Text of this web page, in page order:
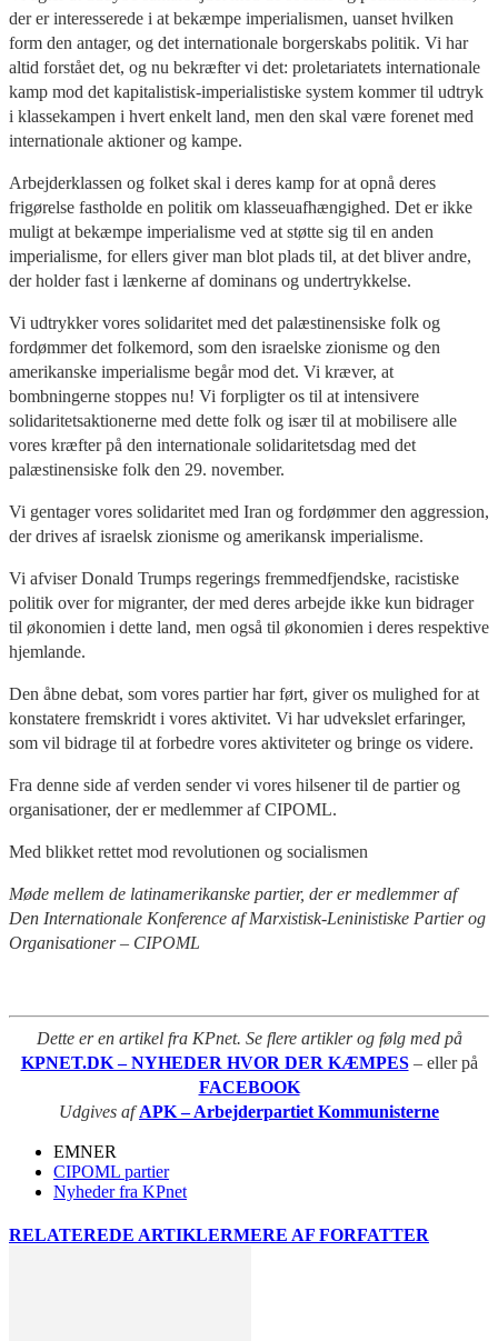
der er interesserede i at bekæmpe imperialismen, uanset hvilken
form den antager, og det internationale borgerskabs politik. Vi har
altid forstået det, og nu bekræfter vi det: proletariatets internationale
kamp mod det kapitalistisk-imperialistiske system kommer til udtryk
i klassekampen i hvert enkelt land, men den skal være forenet med
internationale aktioner og kampe.
Arbejderklassen og folket skal i deres kamp for at opnå deres
frigørelse fastholde en politik om klasseuafhængighed. Det er ikke
muligt at bekæmpe imperialisme ved at støtte sig til en anden
imperialisme, for ellers giver man blot plads til, at det bliver andre,
der holder fast i lænkerne af dominans og undertrykkelse.
Vi udtrykker vores solidaritet med det palæstinensiske folk og
fordømmer det folkemord, som den israelske zionisme og den
amerikanske imperialisme begår mod det. Vi kræver, at
bombningerne stoppes nu! Vi forpligter os til at intensivere
solidaritetsaktionerne med dette folk og især til at mobilisere alle
vores kræfter på den internationale solidaritetsdag med det
palæstinensiske folk den 29. november.
Vi gentager vores solidaritet med Iran og fordømmer den aggression,
der drives af israelsk zionisme og amerikansk imperialisme.
Vi afviser Donald Trumps regerings fremmedfjendske, racistiske
politik over for migranter, der med deres arbejde ikke kun bidrager
til økonomien i dette land, men også til økonomien i deres respektive
hjemlande.
Den åbne debat, som vores partier har ført, giver os mulighed for at
konstatere fremskridt i vores aktivitet. Vi har udvekslet erfaringer,
som vil bidrage til at forbedre vores aktiviteter og bringe os videre.
Fra denne side af verden sender vi vores hilsener til de partier og
organisationer, der er medlemmer af CIPOML.
Med blikket rettet mod revolutionen og socialismen
Møde mellem de latinamerikanske partier, der er medlemmer af
Den Internationale Konference af Marxistisk-Leninistiske Partier og
Organisationer – CIPOML
Dette er en artikel fra KPnet. Se flere artikler og følg med på
KPNET.DK – NYHEDER HVOR DER KÆMPES – eller på
FACEBOOK
Udgives afAPK – Arbejderpartiet Kommunisterne
EMNER
CIPOML partier
Nyheder fra KPnet
RELATEREDE ARTIKLERMERE AF FORFATTER